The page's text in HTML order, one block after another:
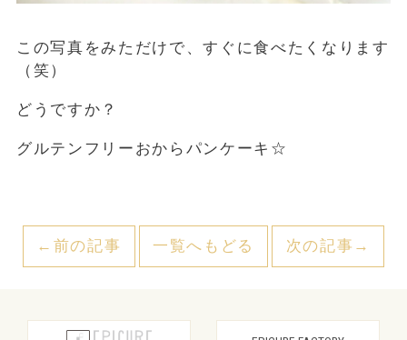
この写真をみただけで、すぐに食べたくなります
（笑）
どうですか？
グルテンフリーおからパンケーキ☆
←前の記事 一覧へもどる 次の記事→